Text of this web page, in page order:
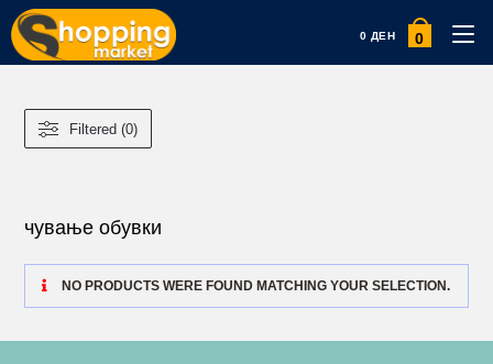
0 ДЕН 0
Filtered (0)
чување обувки
NO PRODUCTS WERE FOUND MATCHING YOUR SELECTION.